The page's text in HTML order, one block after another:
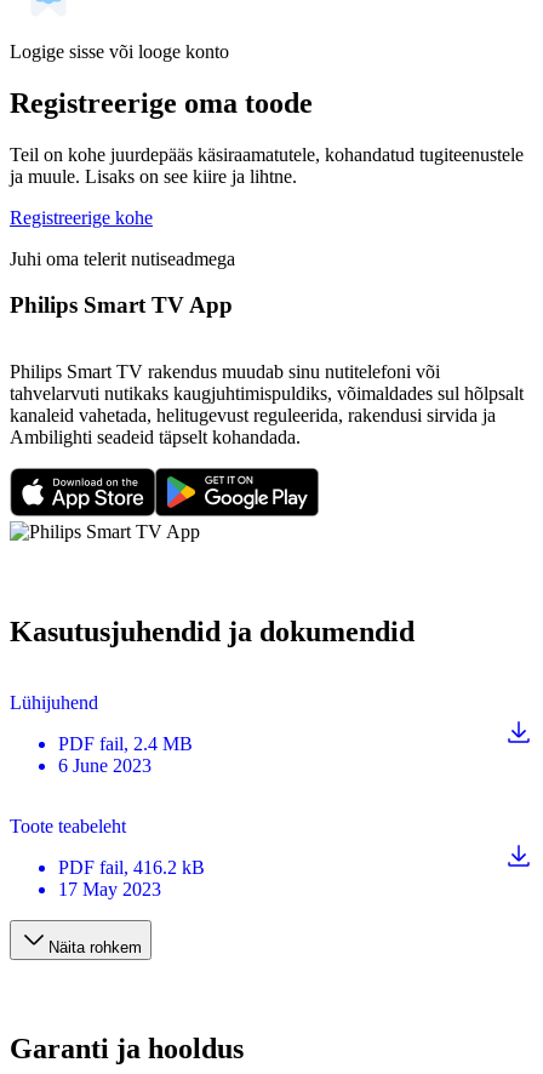
Logige sisse või looge konto
Registreerige oma toode
Teil on kohe juurdepääs käsiraamatutele, kohandatud tugiteenustele
ja muule. Lisaks on see kiire ja lihtne.
Registreerige kohe
Juhi oma telerit nutiseadmega
Philips Smart TV App
Philips Smart TV rakendus muudab sinu nutitelefoni või
tahvelarvuti nutikaks kaugjuhtimispuldiks, võimaldades sul hõlpsalt
kanaleid vahetada, helitugevust reguleerida, rakendusi sirvida ja
Ambilighti seadeid täpselt kohandada.
Kasutusjuhendid ja dokumendid
Lühijuhend
PDF fail, 2.4 MB
6 June 2023
Toote teabeleht
PDF fail, 416.2 kB
17 May 2023
Näita rohkem
Garanti ja hooldus